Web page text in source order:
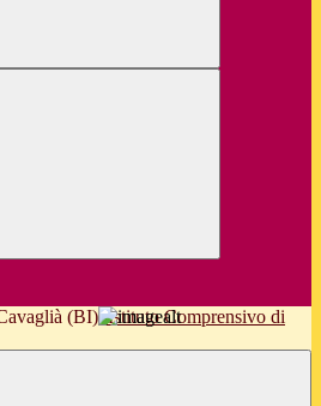
Istituto Comprensivo di